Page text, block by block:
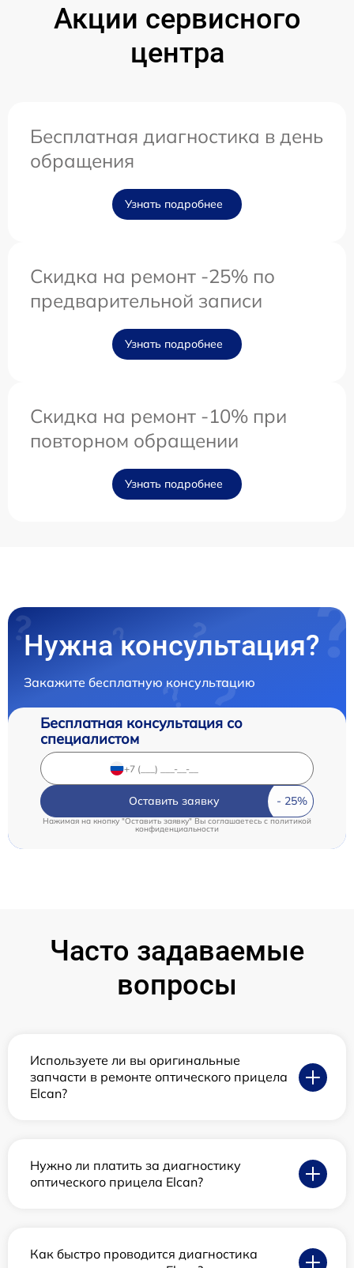
Акции сервисного
центра
Бесплатная диагностика в день
обращения
Узнать подробнее
Скидка на ремонт -25% по
предварительной записи
Узнать подробнее
Скидка на ремонт -10% при
повторном обращении
Узнать подробнее
Нужна консультация?
Закажите бесплатную консультацию
Бесплатная консультация со
специалистом
Оставить заявку
Нажимая на кнопку "Оставить заявку" Вы соглашаетесь c политикой
конфиденциальности
Часто задаваемые
вопросы
Используете ли вы оригинальные
запчасти в ремонте оптического прицела
Elcan?
Нужно ли платить за диагностику
оптического прицела Elcan?
Как быстро проводится диагностика